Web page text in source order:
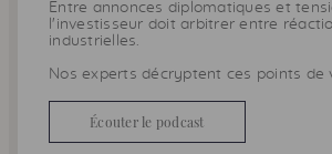
Entre annonces diplomatiques et
l'investisseur doit arbitrer entre
industrielles.
Nos experts décryptent ces points de
Écouter le podcast